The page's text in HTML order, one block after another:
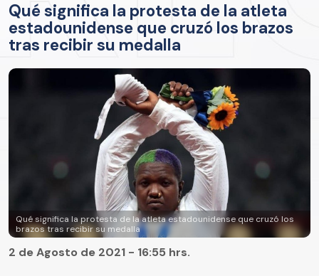
Qué significa la protesta de la atleta
estadounidense que cruzó los brazos
tras recibir su medalla
Qué significa la protesta de la atleta estadounidense que cruzó los
brazos tras recibir su medalla
2 de Agosto de 2021 - 16:55 hrs.